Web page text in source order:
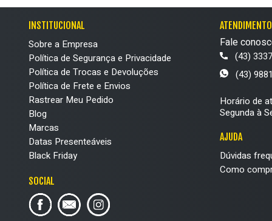
42
adicionar
Encontre
pés durante o dia.
Vem dar uma
Tênis Adidas de
Os modelos de
você dar uma
Temos opções
lado, afinal, o
INSTITUCIONAL
Sobre a Empresa
Política de Segurança e Privacidade
Política de Trocas e Devoluções
Política de Frete e Envios
Rastrear Meu Pedido
Blog
Marcas
Datas Presenteáveis
Black Friday
SOCIAL
ATENDIMENTO
Fale
(43)
(43)
Horário de
Segunda à
AJUDA
Dúvidas
Como